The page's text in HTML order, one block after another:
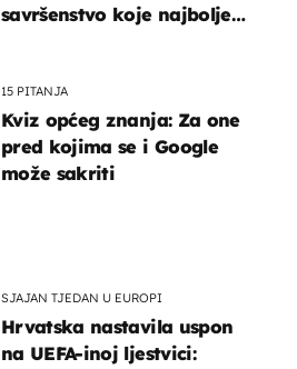
SJAJAN TJEDAN U EUROPI
Hrvatska nastavila uspon
na UEFA-inoj ljestvici:
savršenstvo koje najbolje
15 PITANJA
Kviz općeg znanja: Za one
pred kojima se i Google
može sakriti